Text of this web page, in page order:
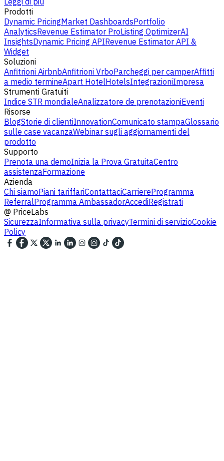
Prodotti
Dynamic PricingMarket DashboardsPortfolio
AnalyticsRevenue Estimator ProListing OptimizerAI
InsightsDynamic Pricing APIRevenue Estimator API &
Widget
Soluzioni
Anfitrioni AirbnbAnfitrioni VrboParcheggi per camperAffitti
a medio termineApart HotelHotelsIntegrazioniImpresa
Strumenti Gratuiti
Indice STR mondialeAnalizzatore de prenotazioniEventi
Risorse
BlogStorie di clientiInnovationComunicato stampaGlossario
sulle case vacanzaWebinar sugli aggiornamenti del
prodotto
Supporto
Prenota una demoInizia la Prova GratuitaCentro
assistenzaFormazione
Azienda
Chi siamoPiani tariffariContattaciCarriereProgramma
ReferralProgramma AmbassadorAccediRegistrati
@ PriceLabs
SicurezzaInformativa sulla privacyTermini di servizioCookie
Policy